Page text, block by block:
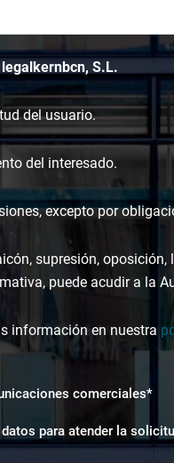
S.L.
del usuario.
del interesado.
excepto por
supresión,
puede acudir a la
información en nuestra
comerciales*
para atender la